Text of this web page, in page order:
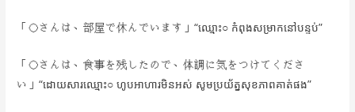
「◯さんは、部屋で休んでいます」“ឈ្មោះ○ កំពុងសម្រាកនៅបន្ទប់”
「◯さんは、食事を残したので、体調に気をつけてくださ
い」“ដោយសារឈ្មោះ○ ហូបអាហារមិនអស់ សូមប្រយ័ត្នសុខភាពគាត់ផង”